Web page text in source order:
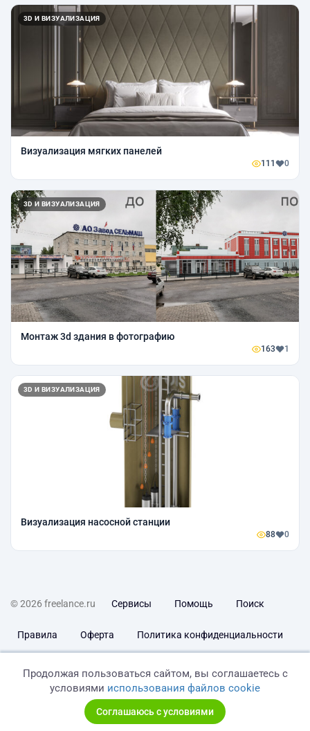
3D И ВИЗУАЛИЗАЦИЯ
Визуализация мягких панелей
111 0
3D И ВИЗУАЛИЗАЦИЯ
Монтаж 3d здания в фотографию
163 1
3D И ВИЗУАЛИЗАЦИЯ
Визуализация насосной станции
88 0
© 2026 freelance.ru Сервисы Помощь Поиск
Правила Оферта Политика конфиденциальности
Продолжая пользоваться сайтом, вы соглашаетесь с
условиями использования файлов cookie
Соглашаюсь с условиями